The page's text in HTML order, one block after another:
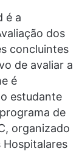
é a
dos
concluintes
de avaliar a
é
estudante
de
organizado
Hospitalares